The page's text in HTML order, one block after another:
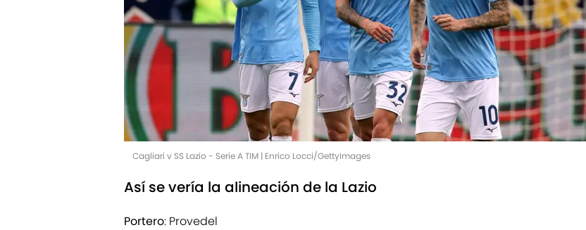
Cagliari v SS Lazio - Serie A TIM | Enrico Locci/GettyImages
Así se vería la alineación de la Lazio
Portero: Provedel